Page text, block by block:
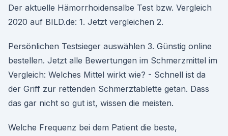
Der aktuelle Hämorrhoidensalbe Test bzw. Vergleich
2020 auf BILD.de: 1. Jetzt vergleichen 2.
Persönlichen Testsieger auswählen 3. Günstig online
bestellen. Jetzt alle Bewertungen im Schmerzmittel im
Vergleich: Welches Mittel wirkt wie? - Schnell ist da
der Griff zur rettenden Schmerztablette getan. Dass
das gar nicht so gut ist, wissen die meisten.
Welche Frequenz bei dem Patient die beste,